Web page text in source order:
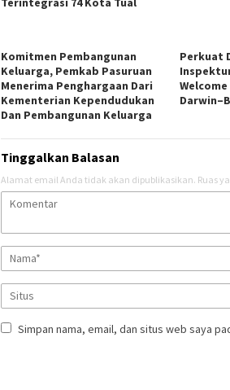
Komitmen Pembangunan
Keluarga, Pemkab Pasuruan
Menerima Penghargaan Dari
Kementerian Kependudukan
Dan Pembangunan Keluarga
Perkuat
Tinggalkan Balasan
Alamat email Anda tidak akan dipublikasikan. Ruas
Simpan nama, email, dan situs web saya